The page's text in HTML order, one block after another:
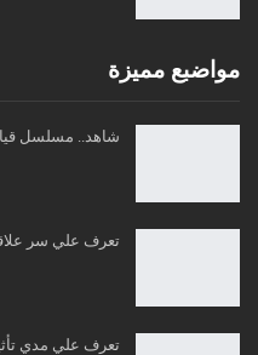
مواضبع مميزة
شاهد.. مسلسل
تعرف علي سر
تعرف علي مدي